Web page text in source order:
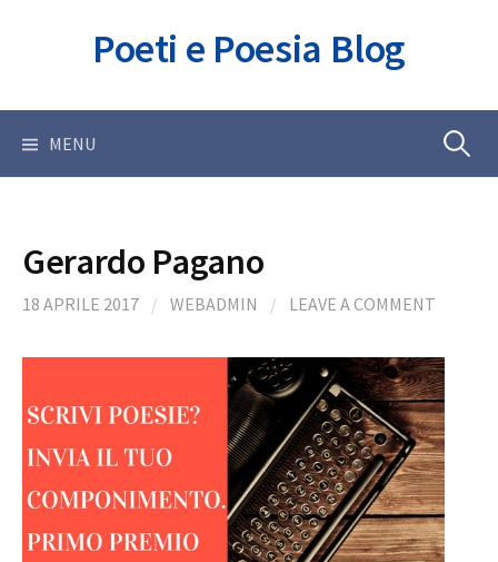
Poeti e Poesia Blog
MENU Ricerca
Gerardo Pagano
18 APRILE 2017 / WEBADMIN / LEAVE A COMMENT